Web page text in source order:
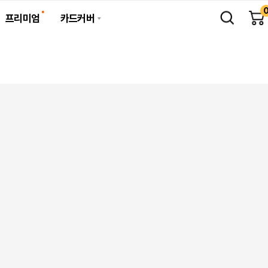
프리미엄 카드커버